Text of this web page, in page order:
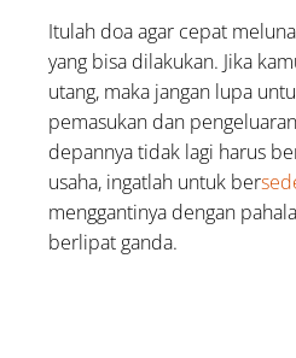
Itulah doa agar cepat
yang bisa dilakukan. Jika
utang, maka jangan lupa
pemasukan dan
depannya tidak lagi harus
usaha, ingatlah untuk ber
menggantinya dengan
berlipat ganda.